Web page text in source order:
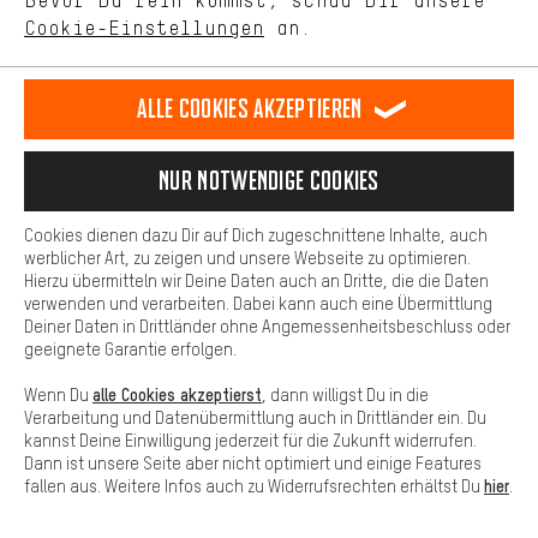
Auswahl,
freundlicher
Service am Telefon
und schneller
Versand.
schneller
Einer meiner
Onlineversender
und super
Weiter so!
100 Tage Rückgaberecht
Cookie-Einstellungen an.
unseres Shop-Angebots.
Dein Shopping-Erlebnis wird komfortabler. Mit Komfort-Cookies
stellen wir Verknüpfungen zu Social Media Plattformen her. So
können wir dir weitere nützliche Inhalte und Informationen zur
Verfügung stellen. Zudem hast du die Möglichkeit zusätzliche
Services zu nutzen, die es dir erleichtern die richtigen Produkte zu
finden. Beispielsweise bieten wir eine Chat-Funktion an, damit
Fragen schnell und unkompliziert beantwortet werden können.
Basis
Basis-Cookies gewährleisten, dass Du unsere Webseite
grundsätzlich nutzen kannst.
Alle Cookies akzeptieren
Nur Notwendige Cookies
Cookies dienen dazu Dir auf Dich zugeschnittene Inhalte, auch
werblicher Art, zu zeigen und unsere Webseite zu optimieren.
Hierzu übermitteln wir Deine Daten auch an Dritte, die die Daten
verwenden und verarbeiten. Dabei kann auch eine Übermittlung
Deiner Daten in Drittländer ohne Angemessenheitsbeschluss oder
geeignete Garantie erfolgen.
Wenn Du alle Cookies akzeptierst , dann willigst Du in die
Verarbeitung und Datenübermittlung auch in Drittländer ein. Du
kannst Deine Einwilligung jederzeit für die Zukunft widerrufen.
Dann ist unsere Seite aber nicht optimiert und einige Features
fallen aus. Weitere Infos auch zu Widerrufsrechten erhältst Du hier